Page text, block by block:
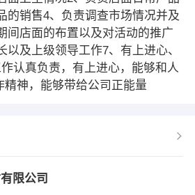
的销售4、负责调查市场情况并及
间店面的布置以及对活动的推广
以及上级领导工作7、有上进心、
认真负责，有上进心，能够和人
精神，能够带给公司正能量
限公司